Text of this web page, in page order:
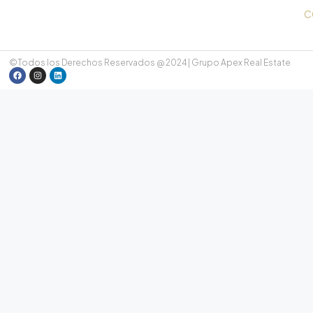
©Todos los Derechos Reservados @ 2024 | Grupo Apex Real Estate